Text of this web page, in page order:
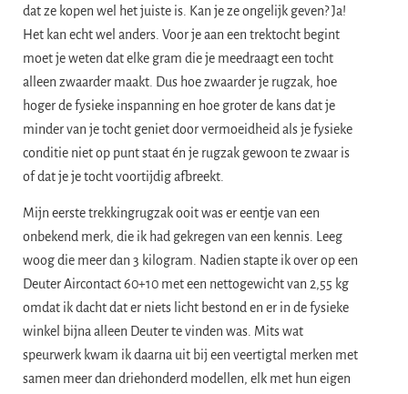
dat ze kopen wel het juiste is. Kan je ze ongelijk geven? Ja!
Het kan echt wel anders. Voor je aan een trektocht begint
moet je weten dat elke gram die je meedraagt een tocht
alleen zwaarder maakt. Dus hoe zwaarder je rugzak, hoe
hoger de fysieke inspanning en hoe groter de kans dat je
minder van je tocht geniet door vermoeidheid als je fysieke
conditie niet op punt staat én je rugzak gewoon te zwaar is
of dat je je tocht voortijdig afbreekt.
Mijn eerste trekkingrugzak ooit was er eentje van een
onbekend merk, die ik had gekregen van een kennis. Leeg
woog die meer dan 3 kilogram. Nadien stapte ik over op een
Deuter Aircontact 60+10 met een nettogewicht van 2,55 kg
omdat ik dacht dat er niets licht bestond en er in de fysieke
winkel bijna alleen Deuter te vinden was. Mits wat
speurwerk kwam ik daarna uit bij een veertigtal merken met
samen meer dan driehonderd modellen, elk met hun eigen